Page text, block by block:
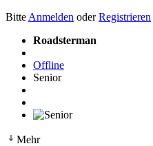
Bitte Anmelden oderRegistrieren
Roadsterman
Offline
Senior
Mehr